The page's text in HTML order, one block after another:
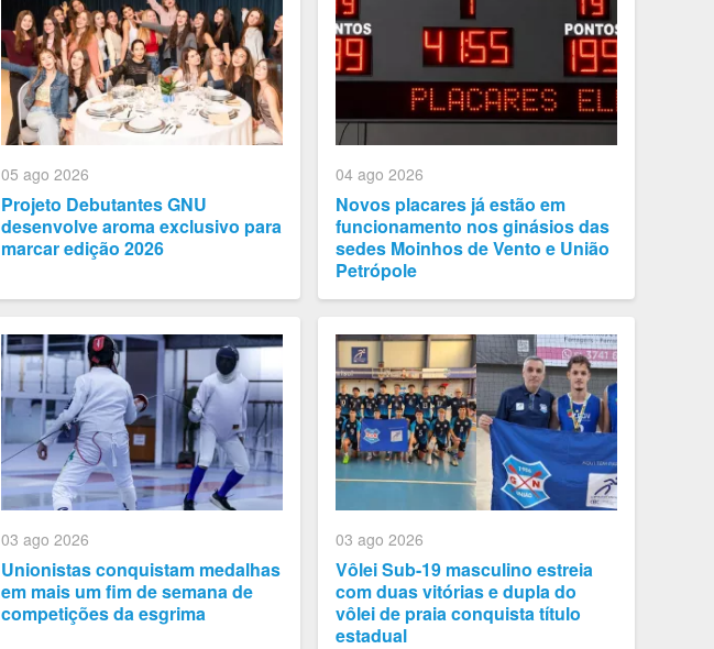
05 ago 2026
Projeto Debutantes GNU
desenvolve aroma exclusivo para
marcar edição 2026
04 ago 2026
Novos placares já estão em
funcionamento nos ginásios das
sedes Moinhos de Vento e União
Petrópole
03 ago 2026
Unionistas conquistam medalhas
em mais um fim de semana de
competições da esgrima
03 ago 2026
Vôlei Sub-19 masculino estreia
com duas vitórias e dupla do
vôlei de praia conquista título
estadual